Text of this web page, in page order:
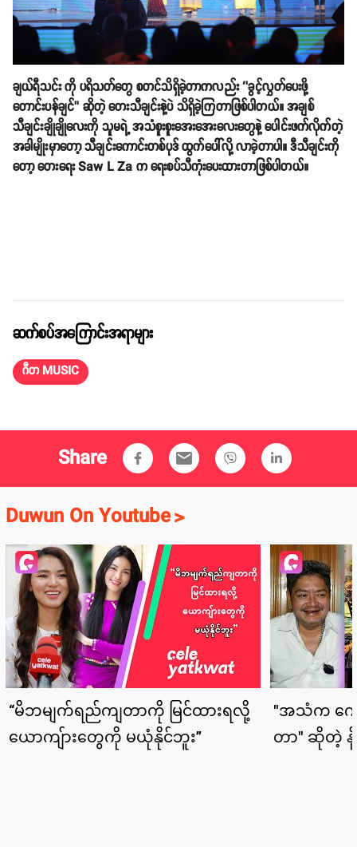
ချယ်ရီသင်း ကို ပရိသတ်တွေ စတင်သိရှိခဲ့တာကလည်း ‘’ခွင့်လွှတ်ပေးဖို့
တောင်းပန်ချင်’’ ဆိုတဲ့ တေးသီချင်းနဲ့ပဲ သိရှိခဲ့ကြတာဖြစ်ပါတယ်။ အချစ်
သီချင်းချိုချိုလေးကို သူမရဲ့ အသံစူးစူးအေးအေးလေးတွေနဲ့ ပေါင်းဖက်လိုက်တဲ့
အခါမျိုးမှာတော့ သီချင်းကောင်းတစ်ပုဒ် ထွက်ပေါ်လို့ လာခဲ့တာပါ။ ဒီသီချင်းကို
တော့ တေးရေး Saw L Za က ရေးစပ်သီကုံးပေးထားတာဖြစ်ပါတယ်။
ဆက်စပ်အကြောင်းအရာများ
ဂီတ MUSIC
Share email
Duwun On Youtube>